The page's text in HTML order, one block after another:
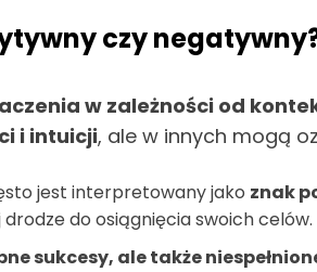
czy
w zależności od
i intuicji, ale w innych mogą
jest interpretowany jako znak
do osiągnięcia swoich celów.
sukcesy, ale także